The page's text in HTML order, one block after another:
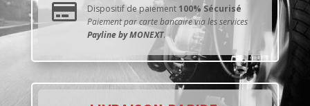
 Dispositif de paiement100% Sécurisé
Paiement par carte bancaire via les services
Payline by MONEXT.